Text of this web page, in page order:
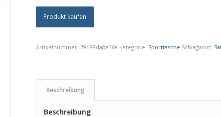
Produkt kaufen
Artikelnummer: 79d88da8e36a Kategorie: Sporttasche Schlagwort:
Beschreibung
Beschreibung